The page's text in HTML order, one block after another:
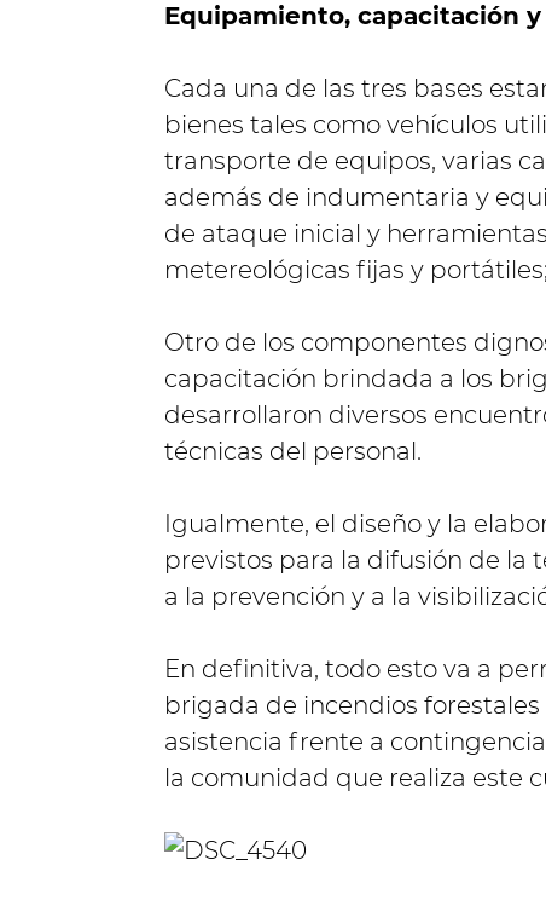
Equipamiento, capacitación
Cada una de las tres bases
bienes tales como vehículos
transporte de equipos, varias
además de indumentaria y
de ataque inicial y
metereológicas fijas y
Otro de los componentes
capacitación brindada a los
desarrollaron diversos
técnicas del personal.
Igualmente, el diseño y la
previstos para la difusión de la
a la prevención y a la
En definitiva, todo esto va a
brigada de incendios
asistencia frente a
la comunidad que realiza este